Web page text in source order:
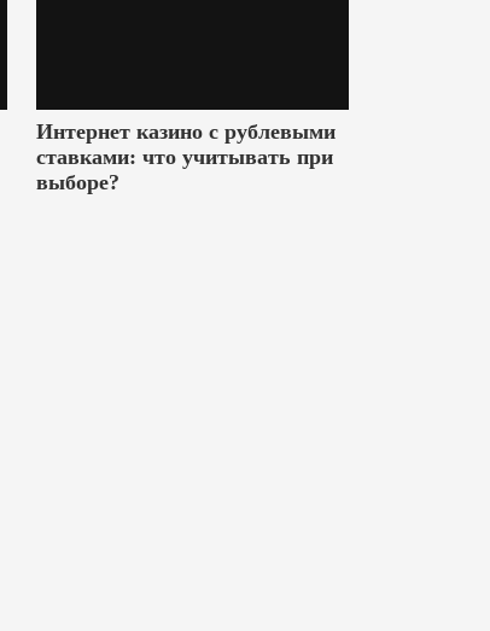
Интернет казино с рублевыми
ставками: что учитывать при
выборе?